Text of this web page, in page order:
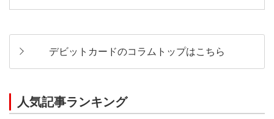
デビットカードのコラムトップはこちら
人気記事ランキング